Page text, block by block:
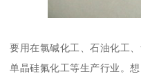
要用在氯碱化工、石油化工
单晶硅氟化工等生产行业。